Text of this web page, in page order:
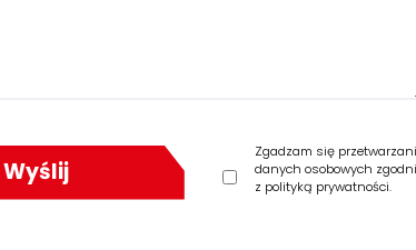
Zgadzam się
danych osobowych
z polityką prywatności.